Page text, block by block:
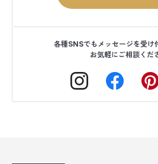
各種SNSでもメッセージを受け
お気軽にご相談くだ